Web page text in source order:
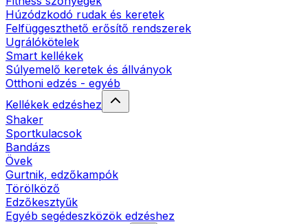
Húzódzkodó rudak és keretek
Felfüggeszthető erősítő rendszerek
Ugrálókötelek
Smart kellékek
Súlyemelő keretek és állványok
Otthoni edzés - egyéb
Kellékek edzéshez
Shaker
Sportkulacsok
Bandázs
Övek
Gurtnik, edzőkampók
Törölköző
Edzőkesztyűk
Egyéb segédeszközök edzéshez